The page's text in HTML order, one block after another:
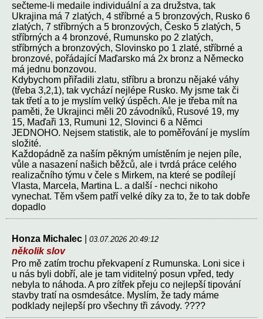
sečteme-li medaile individuální a za družstva, tak
Ukrajina má 7 zlatých, 4 stříbrné a 5 bronzových, Rusko 6
zlatých, 7 stříbrných a 5 bronzových, Česko 5 zlatých, 5
stříbrných a 4 bronzové, Rumunsko po 2 zlatých,
stříbrných a bronzových, Slovinsko po 1 zlaté, stříbrné a
bronzové, pořádající Maďarsko má 2x bronz a Německo
má jednu bonzovou.
Kdybychom přiřadili zlatu, stříbru a bronzu nějaké váhy
(třeba 3,2,1), tak vychází nejlépe Rusko. My jsme tak či
tak třetí a to je myslím velký úspěch. Ale je třeba mít na
paměti, že Ukrajinci měli 20 závodníků, Rusové 19, my
15, Maďaři 13, Rumuni 12, Slovinci 6 a Němci
JEDNOHO. Nejsem statistik, ale to poměřování je myslím
složité.
Každopádně za naším pěkným umístěním je nejen píle,
vůle a nasazení našich běžců, ale i tvrdá práce celého
realizačního týmu v čele s Mirkem, na které se podílejí
Vlasta, Marcela, Martina L. a další - nechci nikoho
vynechat. Těm všem patří velké díky za to, že to tak dobře
dopadlo
Honza Michalec 03.07.2026 20:49:12
několik slov
Pro mě zatím trochu překvapení z Rumunska. Loni sice i
u nás byli dobří, ale je tam viditelný posun vpřed, tedy
nebyla to náhoda. A pro zítřek přeju co nejlepší tipování
stavby tratí na osmdesátce. Myslím, že tady máme
podklady nejlepší pro všechny tři závody. ????